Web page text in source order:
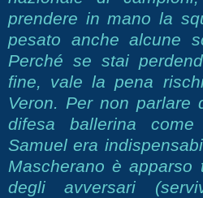
prendere in mano la
pesato anche alcune
Perché se stai
fine, vale la pena
Veron. Per non parlare
difesa ballerina
Samuel era
Mascherano è
degli avversari